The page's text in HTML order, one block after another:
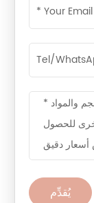
يُقدِّم